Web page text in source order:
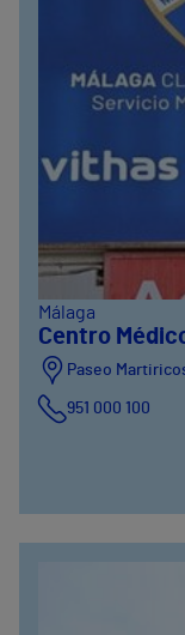
Málaga
Centro
Paseo
951 000 100